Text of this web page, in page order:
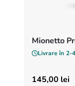
Mionetto
Livrare în 2-
145,00 lei